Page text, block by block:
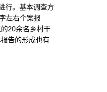
行。基本调查方
左右个案报
20余名乡村干
告的形成也有